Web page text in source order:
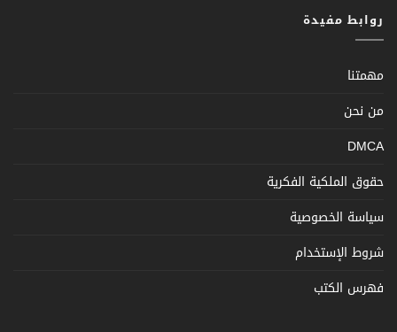
روابط مفيدة
مهمتنا
من نحن
DMCA
حقوق الملكية الفكرية
سياسة الخصوصية
شروط الإستخدام
فهرس الكتب